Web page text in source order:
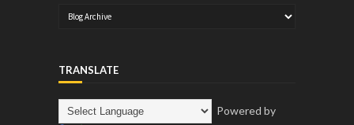
TRANSLATE
Powered by